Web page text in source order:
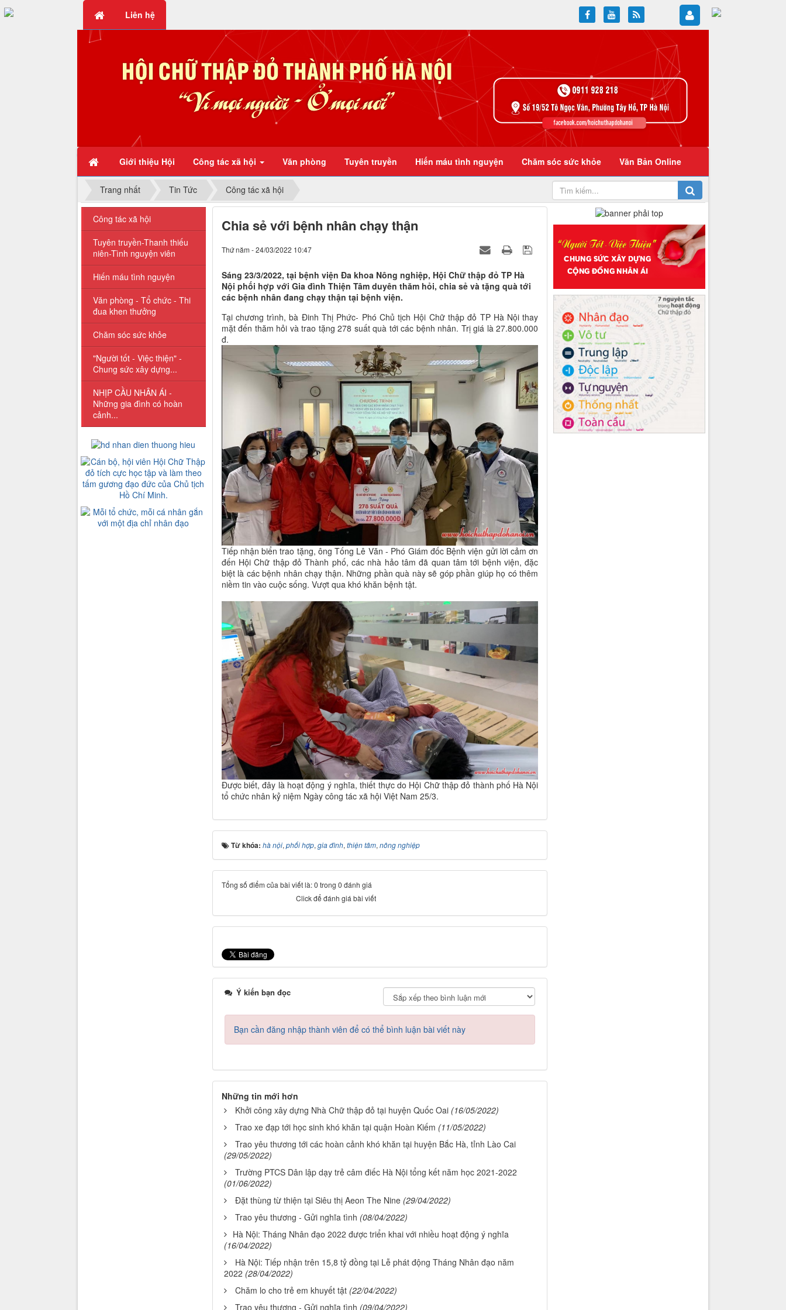
Chữ thập đỏ - Vì mọi người, Ở mọi nơi
Giới thiệu Hội Công tác xã hội Văn phòng Tuyên truyền Hiến máu tình nguyện Chăm sóc sức khỏe Văn Bản Online
Liên hệ
Trang nhất Tin Tức Công tác xã hội
Chia sẻ với bệnh nhân chạy thận
Thứ năm - 24/03/2022 10:47
Sáng 23/3/2022, tại bệnh viện Đa khoa Nông nghiệp, Hội Chữ thập đỏ TP Hà
Nội phối hợp với Gia đình Thiện Tâm duyên thăm hỏi, chia sẻ và tặng quà tới
các bệnh nhân đang chạy thận tại bệnh viện.
Tại chương trình, bà Đinh Thị Phức- Phó Chủ tịch Hội Chữ thập đỏ TP Hà Nội thay
mặt đến thăm hỏi và trao tặng 278 suất quà tới các bệnh nhân. Trị giá là 27.800.000
đ.
Tiếp nhận biển trao tặng, ông Tống Lê Văn - Phó Giám đốc Bệnh viện gửi lời cảm ơn
đến Hội Chữ thập đỏ Thành phố, các nhà hảo tâm đã quan tâm tới bệnh viện, đặc
biệt là các bệnh nhân chạy thận. Những phần quà này sẽ góp phần giúp họ có thêm
niềm tin vào cuộc sống. Vượt qua khó khăn bệnh tật.
Được biết, đây là hoạt động ý nghĩa, thiết thực do Hội Chữ thập đỏ thành phố Hà Nội
tổ chức nhân kỷ niệm Ngày công tác xã hội Việt Nam 25/3.
Từ khóa: hà nội, phối hợp, gia đình, thiện tâm, nông nghiệp
Tổng số điểm của bài viết là: 0 trong 0 đánh giá
Click để đánh giá bài viết
Ý kiến bạn đọc
Bạn cần đăng nhập thành viên để có thể bình luận bài viết này
Những tin mới hơn
Khởi công xây dựng Nhà Chữ thập đỏ tại huyện Quốc Oai (16/05/2022)
Trao xe đạp tới học sinh khó khăn tại quận Hoàn Kiếm (11/05/2022)
Trao yêu thương tới các hoàn cảnh khó khăn tại huyện Bắc Hà, tỉnh Lào Cai
(29/05/2022)
Trường PTCS Dân lập dạy trẻ câm điếc Hà Nội tổng kết năm học 2021-2022
(01/06/2022)
Đặt thùng từ thiện tại Siêu thị Aeon The Nine (29/04/2022)
Trao yêu thương - Gửi nghĩa tình (08/04/2022)
​Hà Nội: Tháng Nhân đạo 2022 được triển khai với nhiều hoạt động ý nghĩa
(16/04/2022)
Hà Nội: Tiếp nhận trên 15,8 tỷ đồng tại Lễ phát động Tháng Nhân đạo năm
2022 (28/04/2022)
Chăm lo cho trẻ em khuyết tật (22/04/2022)
Trao yêu thương - Gửi nghĩa tình (09/04/2022)
Công tác xã hội
Tuyên truyền-Thanh thiếu
niên-Tình nguyện viên
Hiến máu tình nguyện
Văn phòng - Tổ chức - Thi
đua khen thưởng
Chăm sóc sức khỏe
"Người tốt - Việc thiện" -
Chung sức xây dựng...
NHỊP CẦU NHÂN ÁI -
Những gia đình có hoàn
cảnh...